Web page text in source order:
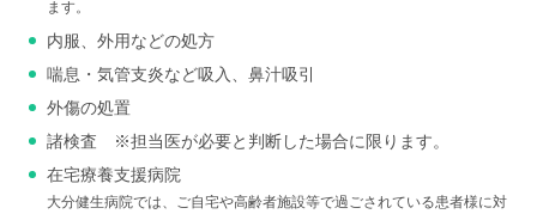
ます。
内服、外用などの処方
喘息・気管支炎など吸入、鼻汁吸引
外傷の処置
諸検査 ※担当医が必要と判断した場合に限ります。
在宅療養支援病院
大分健生病院では、ご自宅や高齢者施設等で過ごされている患者様に対